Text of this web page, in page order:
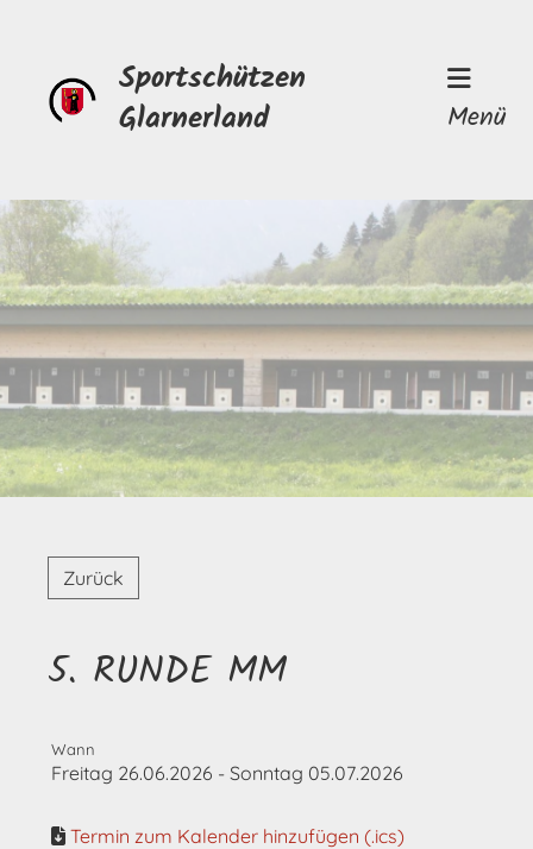
Sportschützen
Glarnerland
Menü
Zurück
5. RUNDE MM
Wann
Freitag 26.06.2026 - Sonntag 05.07.2026
Termin zum Kalender hinzufügen (.ics)